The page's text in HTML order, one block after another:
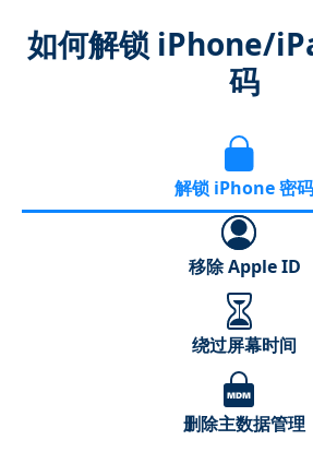
如何解锁 iPhone/
码
解锁 iPhone 密码
移除 Apple ID
绕过屏幕时间
删除主数据管理